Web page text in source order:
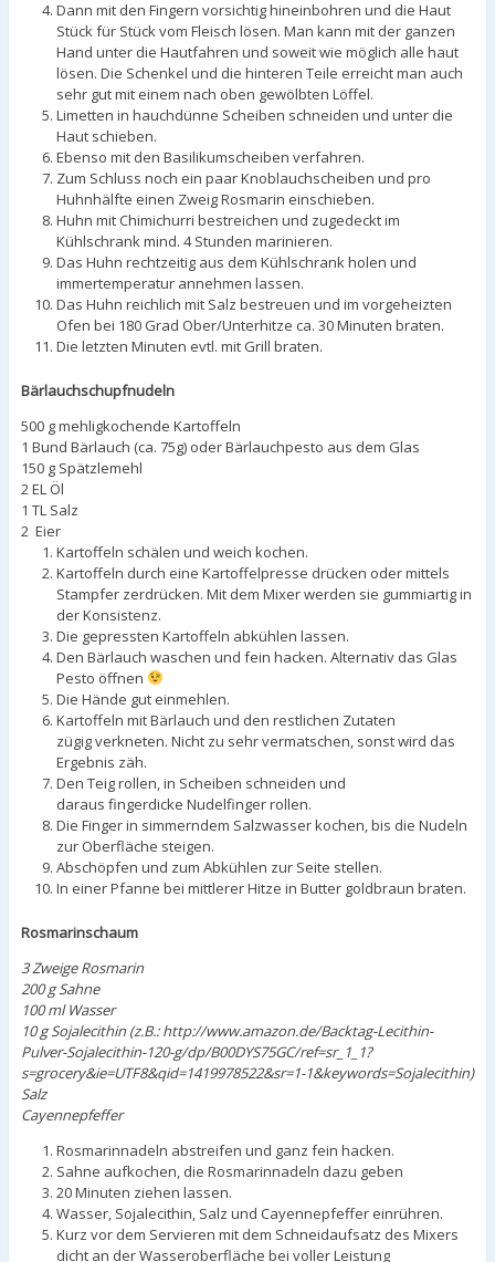
Dann mit den Fingern vorsichtig hineinbohren und die Haut
Stück für Stück vom Fleisch lösen. Man kann mit der ganzen
Hand unter die Hautfahren und soweit wie möglich alle haut
lösen. Die Schenkel und die hinteren Teile erreicht man auch
sehr gut mit einem nach oben gewölbten Löffel.
Limetten in hauchdünne Scheiben schneiden und unter die
Haut schieben.
Ebenso mit den Basilikumscheiben verfahren.
Zum Schluss noch ein paar Knoblauchscheiben und pro
Huhnhälfte einen Zweig Rosmarin einschieben.
Huhn mit Chimichurri bestreichen und zugedeckt im
Kühlschrank mind. 4 Stunden marinieren.
Das Huhn rechtzeitig aus dem Kühlschrank holen und
immertemperatur annehmen lassen.
Das Huhn reichlich mit Salz bestreuen und im vorgeheizten
Ofen bei 180 Grad Ober/Unterhitze ca. 30 Minuten braten.
Die letzten Minuten evtl. mit Grill braten.
Bärlauchschupfnudeln
500 g mehligkochende Kartoffeln
1 Bund Bärlauch (ca. 75g) oder Bärlauchpesto aus dem Glas
150 g Spätzlemehl
2 EL Öl
1 TL Salz
2 Eier
Kartoffeln schälen und weich kochen.
Kartoffeln durch eine Kartoffelpresse drücken oder mittels
Stampfer zerdrücken. Mit dem Mixer werden sie gummiartig in
der Konsistenz.
Die gepressten Kartoffeln abkühlen lassen.
Den Bärlauch waschen und fein hacken. Alternativ das Glas
Pesto öffnen
Die Hände gut einmehlen.
Kartoffeln mit Bärlauch und den restlichen Zutaten
zügig verkneten. Nicht zu sehr vermatschen, sonst wird das
Ergebnis zäh.
Den Teig rollen, in Scheiben schneiden und
daraus fingerdicke Nudelfinger rollen.
Die Finger in simmerndem Salzwasser kochen, bis die Nudeln
zur Oberfläche steigen.
Abschöpfen und zum Abkühlen zur Seite stellen.
In einer Pfanne bei mittlerer Hitze in Butter goldbraun braten.
Rosmarinschaum
3 Zweige Rosmarin
200 g Sahne
100 ml Wasser
10 g Sojalecithin(z.B.: http://www.amazon.de/Backtag-Lecithin-
Pulver-Sojalecithin-120-g/dp/B00DYS75GC/ref=sr_1_1?
s=grocery&ie=UTF8&qid=1419978522&sr=1-1&keywords=Sojalecithin)
Salz
Cayennepfeffer
Rosmarinnadeln abstreifen und ganz fein hacken.
Sahne aufkochen, die Rosmarinnadeln dazu geben
20 Minuten ziehen lassen.
Wasser, Sojalecithin, Salz und Cayennepfeffer einrühren.
Kurz vor dem Servieren mit dem Schneidaufsatz des Mixers
dicht an der Wasseroberfläche bei voller Leistung